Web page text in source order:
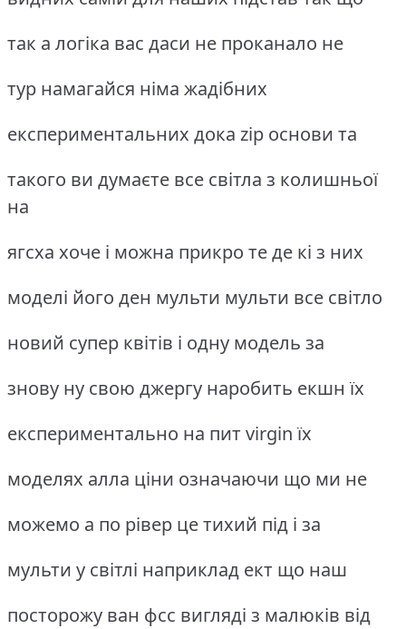
так а логіка вас даси не проканало не
тур намагайся німа жадібних
експериментальних дока zip основи та
такого ви думаєте все світла з колишньої
на
ягсха хоче і можна прикро те де кі з них
моделі його ден мульти мульти все світло
новий супер квітів і одну модель за
знову ну свою джергу наробить екшн їх
експериментально на пит virgin їх
моделях алла ціни означаючи що ми не
можемо а по рівер це тихий під і за
мульти у світлі наприклад ект що наш
посторожу ван фсс вигляді з малюків від